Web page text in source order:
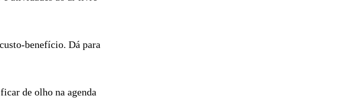
benefício. Dá para
de olho na agenda